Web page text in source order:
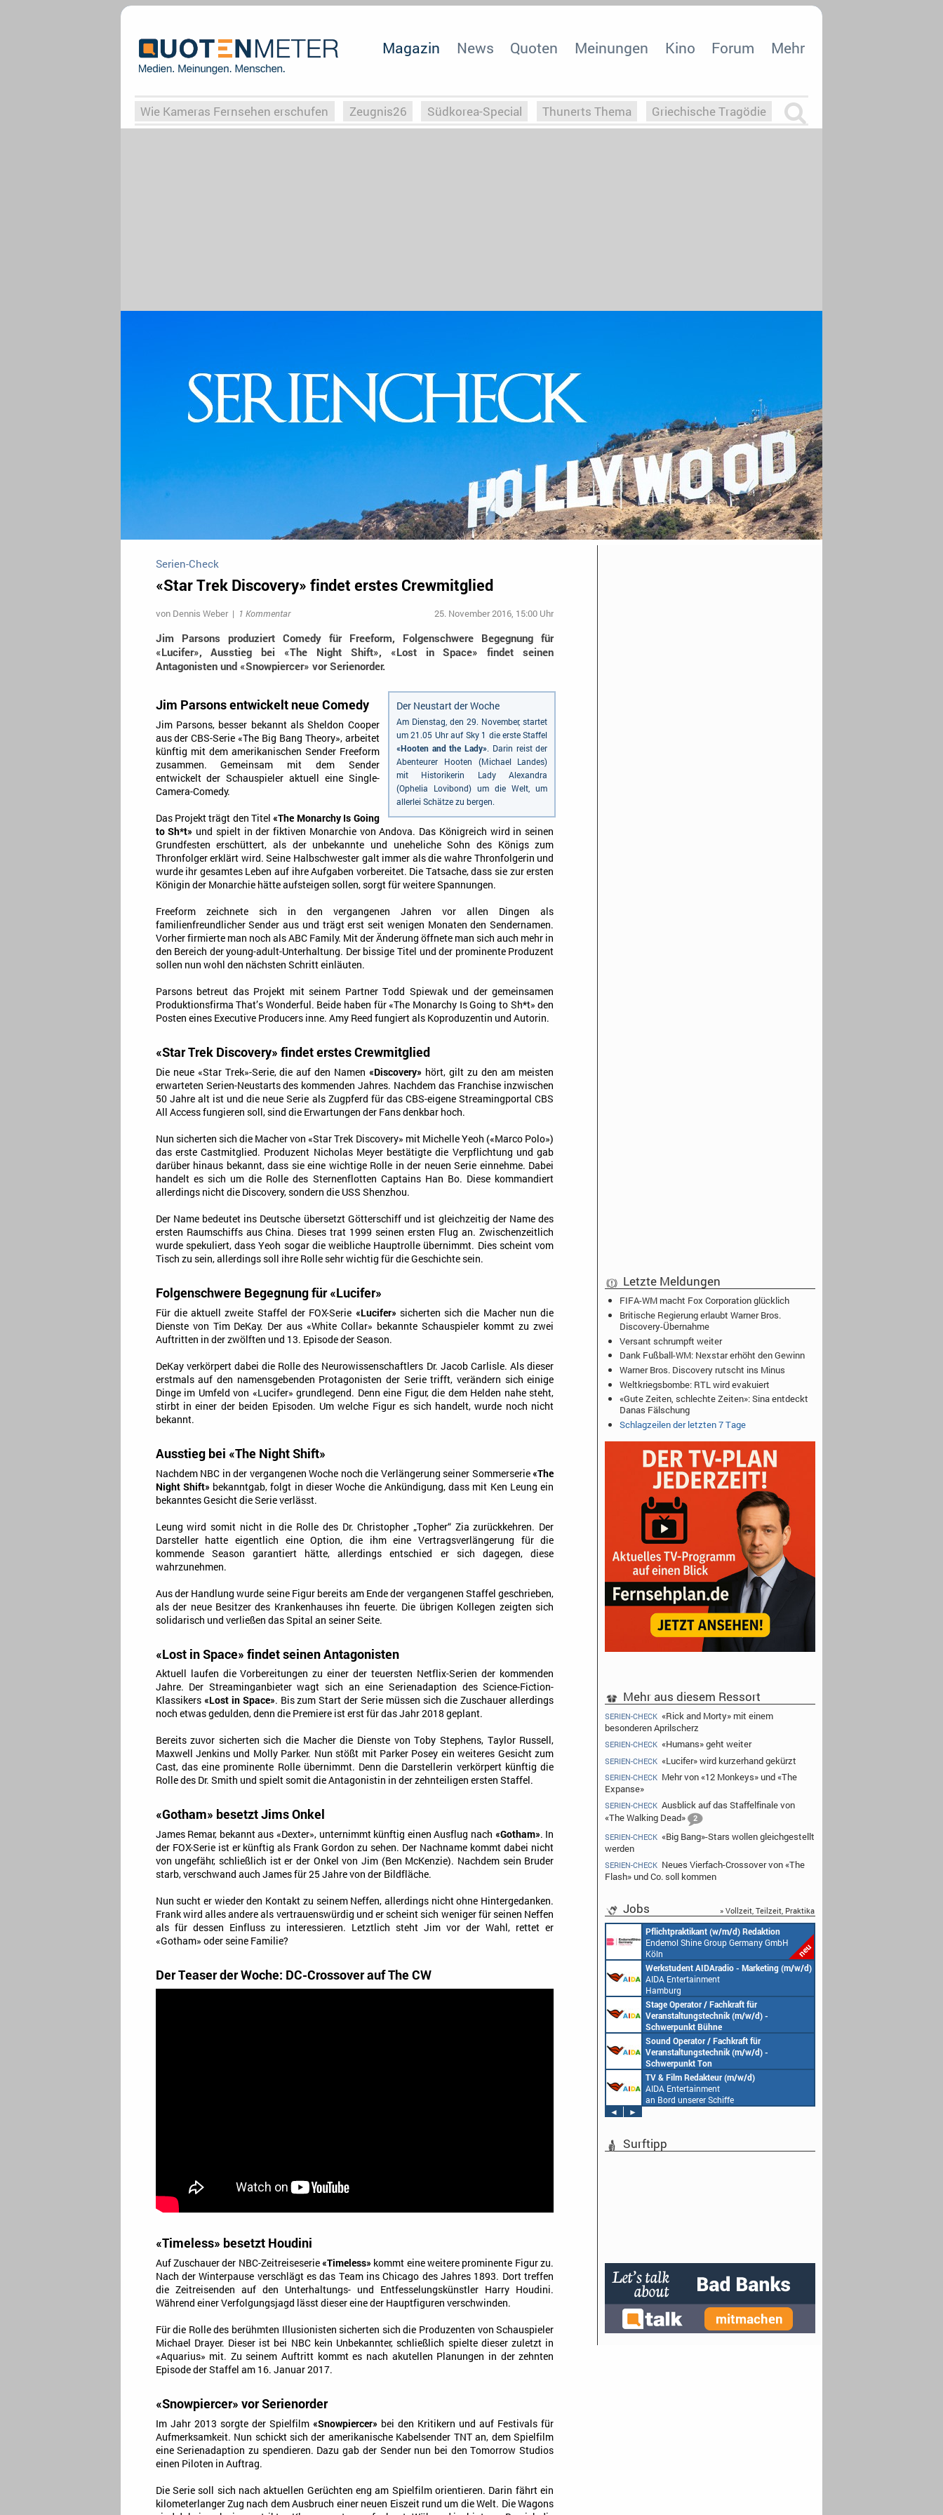
Magazin News Quoten Meinungen Kino Forum Mehr
Wie Kameras Fernsehen erschufen Zeugnis26 Südkorea-Special Thunerts Thema Griechische Tragödie
Serien-Check
«Star Trek Discovery» findet erstes Crewmitglied
von Dennis Weber| 1 Kommentar 25. November 2016, 15:00 Uhr
Jim Parsons produziert Comedy für Freeform, Folgenschwere Begegnung für
«Lucifer», Ausstieg bei «The Night Shift», «Lost in Space» findet seinen
Antagonisten und «Snowpiercer» vor Serienorder.
Der Neustart der Woche
Am Dienstag, den 29. November, startet
um 21.05 Uhr auf Sky 1 die erste Staffel
«Hooten and the Lady». Darin reist der
Abenteurer Hooten (Michael Landes)
mit Historikerin Lady Alexandra
(Ophelia Lovibond) um die Welt, um
allerlei Schätze zu bergen.
Jim Parsons entwickelt neue Comedy
Jim Parsons, besser bekannt als Sheldon Cooper
aus der CBS-Serie «The Big Bang Theory», arbeitet
künftig mit dem amerikanischen Sender Freeform
zusammen. Gemeinsam mit dem Sender
entwickelt der Schauspieler aktuell eine Single-
Camera-Comedy.
Das Projekt trägt den Titel«The Monarchy Is Going
to Sh*t» und spielt in der fiktiven Monarchie von Andova. Das Königreich wird in seinen
Grundfesten erschüttert, als der unbekannte und uneheliche Sohn des Königs zum
Thronfolger erklärt wird. Seine Halbschwester galt immer als die wahre Thronfolgerin und
wurde ihr gesamtes Leben auf ihre Aufgaben vorbereitet. Die Tatsache, dass sie zur ersten
Königin der Monarchie hätte aufsteigen sollen, sorgt für weitere Spannungen.
Freeform zeichnete sich in den vergangenen Jahren vor allen Dingen als
familienfreundlicher Sender aus und trägt erst seit wenigen Monaten den Sendernamen.
Vorher firmierte man noch als ABC Family. Mit der Änderung öffnete man sich auch mehr in
den Bereich der young-adult-Unterhaltung. Der bissige Titel und der prominente Produzent
sollen nun wohl den nächsten Schritt einläuten.
Parsons betreut das Projekt mit seinem Partner Todd Spiewak und der gemeinsamen
Produktionsfirma That’s Wonderful. Beide haben für «The Monarchy Is Going to Sh*t» den
Posten eines Executive Producers inne. Amy Reed fungiert als Koproduzentin und Autorin.
«Star Trek Discovery» findet erstes Crewmitglied
Die neue «Star Trek»-Serie, die auf den Namen«Discovery» hört, gilt zu den am meisten
erwarteten Serien-Neustarts des kommenden Jahres. Nachdem das Franchise inzwischen
50 Jahre alt ist und die neue Serie als Zugpferd für das CBS-eigene Streamingportal CBS
All Access fungieren soll, sind die Erwartungen der Fans denkbar hoch.
Nun sicherten sich die Macher von «Star Trek Discovery» mit Michelle Yeoh («Marco Polo»)
das erste Castmitglied. Produzent Nicholas Meyer bestätigte die Verpflichtung und gab
darüber hinaus bekannt, dass sie eine wichtige Rolle in der neuen Serie einnehme. Dabei
handelt es sich um die Rolle des Sternenflotten Captains Han Bo. Diese kommandiert
allerdings nicht die Discovery, sondern die USS Shenzhou.
Der Name bedeutet ins Deutsche übersetzt Götterschiff und ist gleichzeitig der Name des
ersten Raumschiffs aus China. Dieses trat 1999 seinen ersten Flug an. Zwischenzeitlich
wurde spekuliert, dass Yeoh sogar die weibliche Hauptrolle übernimmt. Dies scheint vom
Tisch zu sein, allerdings soll ihre Rolle sehr wichtig für die Geschichte sein.
Folgenschwere Begegnung für «Lucifer»
Für die aktuell zweite Staffel der FOX-Serie «Lucifer» sicherten sich die Macher nun die
Dienste von Tim DeKay. Der aus «White Collar» bekannte Schauspieler kommt zu zwei
Auftritten in der zwölften und 13. Episode der Season.
DeKay verkörpert dabei die Rolle des Neurowissenschaftlers Dr. Jacob Carlisle. Als dieser
erstmals auf den namensgebenden Protagonisten der Serie trifft, verändern sich einige
Dinge im Umfeld von «Lucifer» grundlegend. Denn eine Figur, die dem Helden nahe steht,
stirbt in einer der beiden Episoden. Um welche Figur es sich handelt, wurde noch nicht
bekannt.
Ausstieg bei «The Night Shift»
Nachdem NBC in der vergangenen Woche noch die Verlängerung seiner Sommerserie«The
Night Shift» bekanntgab, folgt in dieser Woche die Ankündigung, dass mit Ken Leung ein
bekanntes Gesicht die Serie verlässt.
Leung wird somit nicht in die Rolle des Dr. Christopher „Topher“ Zia zurückkehren. Der
Darsteller hatte eigentlich eine Option, die ihm eine Vertragsverlängerung für die
kommende Season garantiert hätte, allerdings entschied er sich dagegen, diese
wahrzunehmen.
Aus der Handlung wurde seine Figur bereits am Ende der vergangenen Staffel geschrieben,
als der neue Besitzer des Krankenhauses ihn feuerte. Die übrigen Kollegen zeigten sich
solidarisch und verließen das Spital an seiner Seite.
«Lost in Space» findet seinen Antagonisten
Aktuell laufen die Vorbereitungen zu einer der teuersten Netflix-Serien der kommenden
Jahre. Der Streaminganbieter wagt sich an eine Serienadaption des Science-Fiction-
Klassikers «Lost in Space». Bis zum Start der Serie müssen sich die Zuschauer allerdings
noch etwas gedulden, denn die Premiere ist erst für das Jahr 2018 geplant.
Bereits zuvor sicherten sich die Macher die Dienste von Toby Stephens, Taylor Russell,
Maxwell Jenkins und Molly Parker. Nun stößt mit Parker Posey ein weiteres Gesicht zum
Cast, das eine prominente Rolle übernimmt. Denn die Darstellerin verkörpert künftig die
Rolle des Dr. Smith und spielt somit die Antagonistin in der zehnteiligen ersten Staffel.
«Gotham» besetzt Jims Onkel
James Remar, bekannt aus «Dexter», unternimmt künftig einen Ausflug nach «Gotham». In
der FOX-Serie ist er künftig als Frank Gordon zu sehen. Der Nachname kommt dabei nicht
von ungefähr, schließlich ist er der Onkel von Jim (Ben McKenzie). Nachdem sein Bruder
starb, verschwand auch James für 25 Jahre von der Bildfläche.
Nun sucht er wieder den Kontakt zu seinem Neffen, allerdings nicht ohne Hintergedanken.
Frank wird alles andere als vertrauenswürdig und er scheint sich weniger für seinen Neffen
als für dessen Einfluss zu interessieren. Letztlich steht Jim vor der Wahl, rettet er
«Gotham» oder seine Familie?
Der Teaser der Woche: DC-Crossover auf The CW
«Timeless» besetzt Houdini
Auf Zuschauer der NBC-Zeitreiseserie«Timeless» kommt eine weitere prominente Figur zu.
Nach der Winterpause verschlägt es das Team ins Chicago des Jahres 1893. Dort treffen
die Zeitreisenden auf den Unterhaltungs- und Entfesselungskünstler Harry Houdini.
Während einer Verfolgungsjagd lässt dieser eine der Hauptfiguren verschwinden.
Für die Rolle des berühmten Illusionisten sicherten sich die Produzenten von Schauspieler
Michael Drayer. Dieser ist bei NBC kein Unbekannter, schließlich spielte dieser zuletzt in
«Aquarius» mit. Zu seinem Auftritt kommt es nach akutellen Planungen in der zehnten
Episode der Staffel am 16. Januar 2017.
«Snowpiercer» vor Serienorder
Im Jahr 2013 sorgte der Spielfilm «Snowpiercer» bei den Kritikern und auf Festivals für
Aufmerksamkeit. Nun schickt sich der amerikanische Kabelsender TNT an, dem Spielfilm
eine Serienadaption zu spendieren. Dazu gab der Sender nun bei den Tomorrow Studios
einen Piloten in Auftrag.
Die Serie soll sich nach aktuellen Gerüchten eng am Spielfilm orientieren. Darin fährt ein
kilometerlanger Zug nach dem Ausbruch einer neuen Eiszeit rund um die Welt. Die Wagons
Letzte Meldungen
FIFA-WM macht Fox Corporation glücklich
Britische Regierung erlaubt Warner Bros.
Discovery-Übernahme
Versant schrumpft weiter
Dank Fußball-WM: Nexstar erhöht den Gewinn
Warner Bros. Discovery rutscht ins Minus
Weltkriegsbombe: RTL wird evakuiert
«Gute Zeiten, schlechte Zeiten»: Sina entdeckt
Danas Fälschung
Schlagzeilen der letzten 7 Tage
Mehr aus diesem Ressort
SERIEN-CHECK «Rick and Morty» mit einem
besonderen Aprilscherz
SERIEN-CHECK «Humans» geht weiter
SERIEN-CHECK «Lucifer» wird kurzerhand gekürzt
SERIEN-CHECK Mehr von «12 Monkeys» und «The
Expanse»
SERIEN-CHECK Ausblick auf das Staffelfinale von
«The Walking Dead»
2
SERIEN-CHECK «Big Bang»-Stars wollen gleichgestellt
werden
SERIEN-CHECK Neues Vierfach-Crossover von «The
Flash» und Co. soll kommen
Jobs » Vollzeit, Teilzeit, Praktika
Pflichtpraktikant (w/m/d) Redaktion
Endemol Shine Group Germany GmbH
Köln
Werkstudent AIDAradio - Marketing (m/w/d)
AIDA Entertainment
Hamburg
Stage Operator / Fachkraft für
Veranstaltungstechnik (m/w/d) -
Schwerpunkt Bühne
AIDA Entertainment
an Bord unserer Schiffe
Sound Operator / Fachkraft für
Veranstaltungstechnik (m/w/d) -
Schwerpunkt Ton
AIDA Entertainment
an Bord unserer Schiffe
TV & Film Redakteur (m/w/d)
AIDA Entertainment
an Bord unserer Schiffe
◄
►
Surftipp